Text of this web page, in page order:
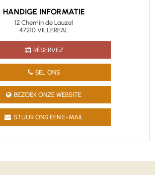
HANDIGE INFORMATIE
12 Chemin de Lauzel
47210 VILLEREAL
RÉSERVEZ
BEL ONS
BEZOEK ONZE WEBSITE
STUUR ONS EEN E-MAIL